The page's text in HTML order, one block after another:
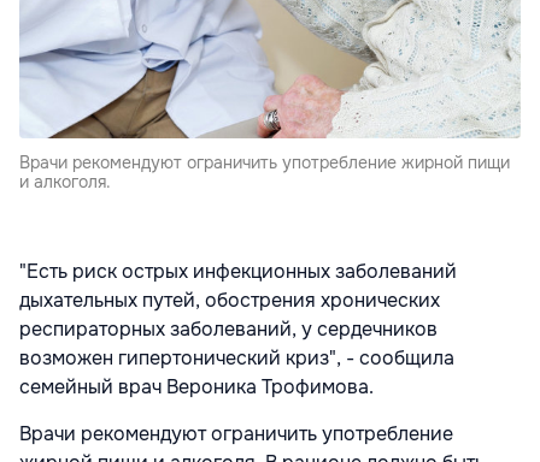
Врачи рекомендуют ограничить употребление жирной пищи
и алкоголя.
"Есть риск острых инфекционных заболеваний
дыхательных путей, обострения хронических
респираторных заболеваний, у сердечников
возможен гипертонический криз", - сообщила
семейный врач Вероника Трофимова.
Врачи рекомендуют ограничить употребление